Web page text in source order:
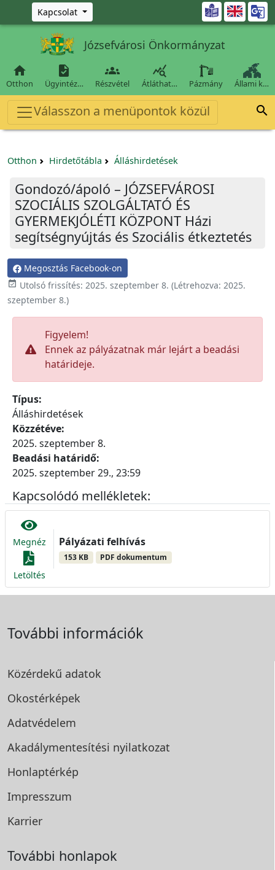
Ugrás a fő tartalomra
Kapcsolat 
Józsefvárosi Önkormányzat

Otthon

Ügyintéz…

Részvétel

Átláthat… Pázmány Állami k…
Válasszon a menüpontok közül 
Otthon Hirdetőtábla Álláshirdetések
Gondozó/ápoló – JÓZSEFVÁROSI
SZOCIÁLIS SZOLGÁLTATÓ ÉS
GYERMEKJÓLÉTI KÖZPONT Házi
segítségnyújtás és Szociális étkeztetés
Megosztás Facebook-on
 Utolsó frissítés: 2025. szeptember 8. (Létrehozva: 2025.
szeptember 8.)
Figyelem!
Ennek az pályázatnak már lejárt a beadási
határideje.
Típus:
Álláshirdetések
Közzétéve:
2025. szeptember 8.
Beadási határidő:
2025. szeptember 29., 23:59
Kapcsolódó mellékletek:
Megnéz
Letöltés
Pályázati felhívás
153 KB PDF dokumentum
További információk
Közérdekű adatok
Okostérképek
Adatvédelem
Akadálymentesítési nyilatkozat
Honlaptérkép
Impresszum
Karrier
További honlapok